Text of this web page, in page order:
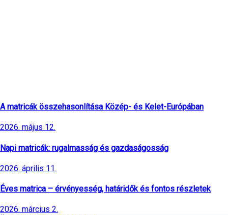
A matricák összehasonlítása Közép- és Kelet-Európában
2026. május 12.
Napi matricák: rugalmasság és gazdaságosság
2026. április 11.
Éves matrica – érvényesség, határidők és fontos részletek
2026. március 2.